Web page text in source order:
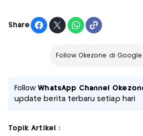
Share
Follow Okezone di Google
FollowWhatsApp Channel
update berita terbaru setiap hari
Topik Artikel :